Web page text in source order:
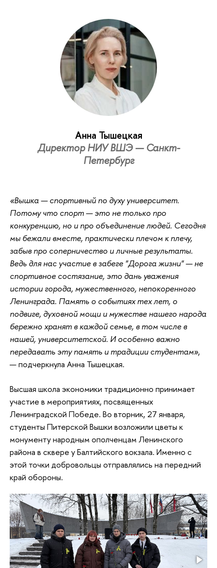
Анна Тышецкая
Директор НИУ ВШЭ — Санкт-
Петербург
«Вышка — спортивный по духу университет.
Потому что спорт — это не только про
конкуренцию, но и про объединение людей. Сегодня
мы бежали вместе, практически плечом к плечу,
забыв про соперничество и личные результаты.
Ведь для нас участие в забеге "Дорога жизни" — не
спортивное состязание, это дань уважения
истории города, мужественного, непокоренного
Ленинграда. Память о событиях тех лет, о
подвиге, духовной мощи и мужестве нашего народа
бережно хранят в каждой семье, в том числе в
нашей, университетской. И особенно важно
передавать эту память и традиции студентам»,
— подчеркнула Анна Тышецкая.
Высшая школа экономики традиционно принимает
участие в мероприятиях, посвященных
Ленинградской Победе. Во вторник, 27 января,
студенты Питерской Вышки возложили цветы к
монументу народным ополченцам Ленинского
района в сквере у Балтийского вокзала. Именно с
этой точки добровольцы отправлялись на передний
край обороны.